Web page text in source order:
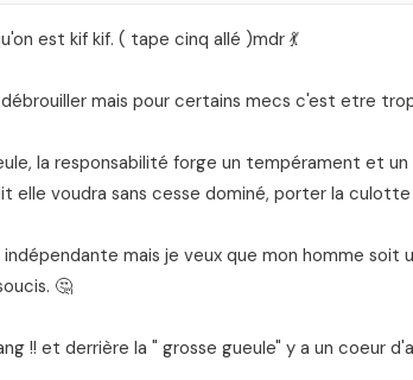
est kif kif. ( tape cinq allé )mdr 💃
mais pour certains mecs c'est etre
la responsabilité forge un tempérament et
elle voudra sans cesse dominé, porter la
mais je veux que mon homme soit
🤔
!! et derrière la " grosse gueule" y a un coeur